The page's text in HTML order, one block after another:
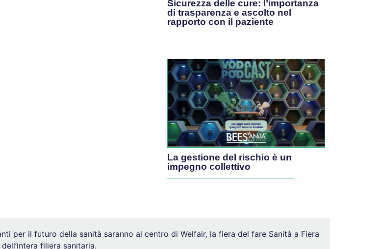
Sicurezza delle cure: l’importanza
di trasparenza e ascolto nel
rapporto con il paziente
La gestione del rischio è un
impegno collettivo
per il futuro della sanità saranno al centro di Welfair, la fiera del fare Sanità a Fiera
filiera sanitaria.